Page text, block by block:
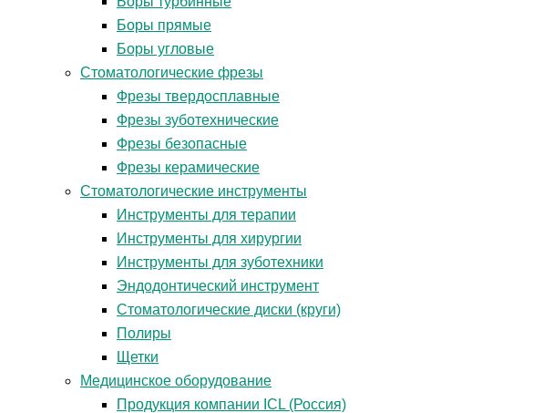
Боры прямые
Боры угловые
Стоматологические фрезы
Фрезы твердосплавные
Фрезы зуботехнические
Фрезы безопасные
Фрезы керамические
Стоматологические инструменты
Инструменты для терапии
Инструменты для хирургии
Инструменты для зуботехники
Эндодонтический инструмент
Стоматологические диски (круги)
Полиры
Щетки
Медицинское оборудование
Продукция компании ICL (Россия)